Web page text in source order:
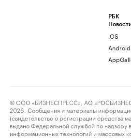
РБК
iOS
Android
© ООО «БИЗНЕСПРЕСС», АО
2026. Сообщения и материалы
(свидетельство о регистрации средства
выдано Федеральной службой по надзору
информационных технологий и массовых